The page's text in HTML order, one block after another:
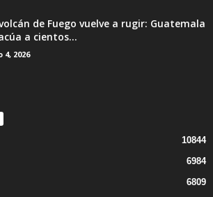
de Fuego vuelve a rugir: Guatemala
a cientos...
4, 2026
10844
6984
6809